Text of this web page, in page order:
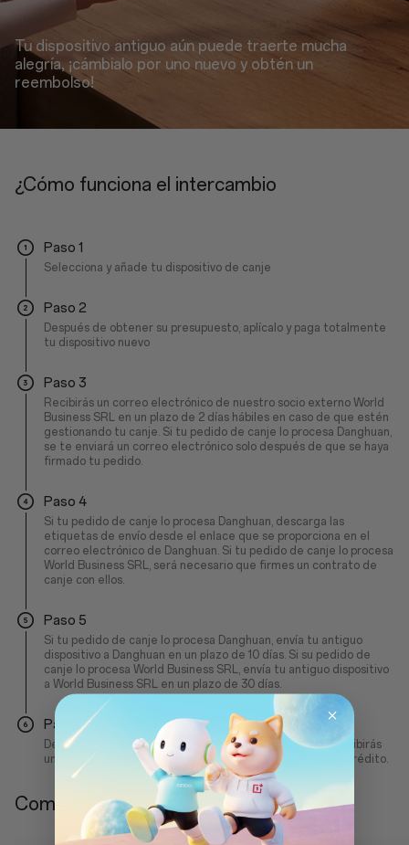
Tu dispositivo antiguo aún puede traerte mucha
alegría, ¡cámbialo por uno nuevo y obtén un
reembolso!
¿Cómo funciona el intercambio
Paso 1
Selecciona y añade tu dispositivo de canje
Paso 2
Después de obtener su presupuesto, aplícalo y paga totalmente
tu dispositivo nuevo
Paso 3
Recibirás un correo electrónico de nuestro socio externo World
Business SRL en un plazo de 2 días hábiles en caso de que estén
gestionando tu canje. Si tu pedido de canje lo procesa Danghuan,
se te enviará un correo electrónico solo después de que se haya
firmado tu pedido.
Paso 4
Si tu pedido de canje lo procesa Danghuan, descarga las
etiquetas de envío desde el enlace que se proporciona en el
correo electrónico de Danghuan. Si tu pedido de canje lo procesa
World Business SRL, será necesario que firmes un contrato de
canje con ellos.
Paso 5
Si tu pedido de canje lo procesa Danghuan, envía tu antiguo
dispositivo a Danghuan en un plazo de 10 días. Si su pedido de
canje lo procesa World Business SRL, envía tu antiguo dispositivo
a World Business SRL en un plazo de 30 días.
Paso 6
Después de que se inspeccione tu dispositivo antiguo, recibirás
un correo electrónico confirmando su valor y recibirás el crédito.
Compra con canje